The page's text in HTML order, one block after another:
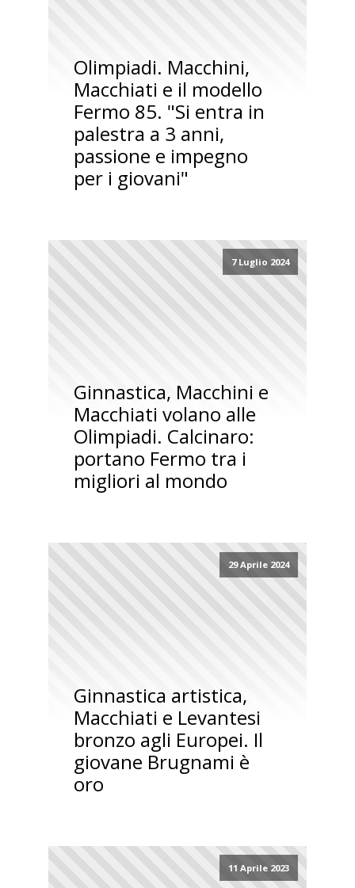
Olimpiadi. Macchini,
Macchiati e il modello
Fermo 85. "Si entra in
palestra a 3 anni,
passione e impegno
per i giovani"
7 Luglio 2024
Ginnastica, Macchini e
Macchiati volano alle
Olimpiadi. Calcinaro:
portano Fermo tra i
migliori al mondo
29 Aprile 2024
Ginnastica artistica,
Macchiati e Levantesi
bronzo agli Europei. Il
giovane Brugnami è
oro
11 Aprile 2023